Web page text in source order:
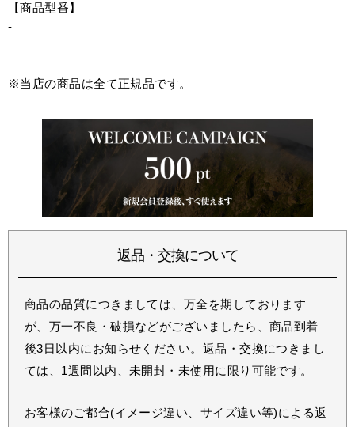
【商品型番】
-
※当店の商品は全て正規品です。
返品・交換について
商品の品質につきましては、万全を期しております
が、万一不良・破損などがございましたら、商品到着
後3日以内にお知らせください。返品・交換につきまし
ては、1週間以内、未開封・未使用に限り可能です。
お客様のご都合(イメージ違い、サイズ違い等)による返